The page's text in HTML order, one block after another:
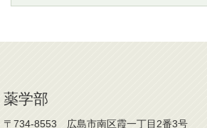
薬学部
〒734-8553 広島市南区霞一丁目2番3号